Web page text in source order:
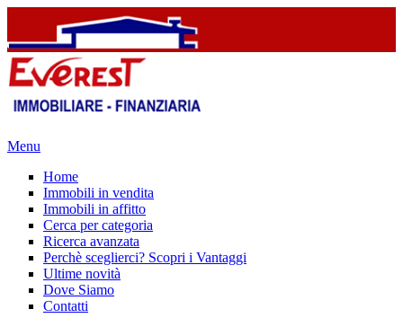
Menu
Home
Immobili in vendita
Immobili in affitto
Cerca per categoria
Ricerca avanzata
Perchè sceglierci? Scopri i Vantaggi
Ultime novità
Dove Siamo
Contatti